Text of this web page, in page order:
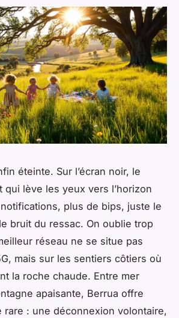
éteinte. Sur l’écran noir, le
qui lève les yeux vers l’horizon
plus de bips, juste le
bruit du ressac. On oublie trop
réseau ne se situe pas
mais sur les sentiers côtiers où
la roche chaude. Entre mer
apaisante, Berrua offre
rare : une déconnexion volontaire,